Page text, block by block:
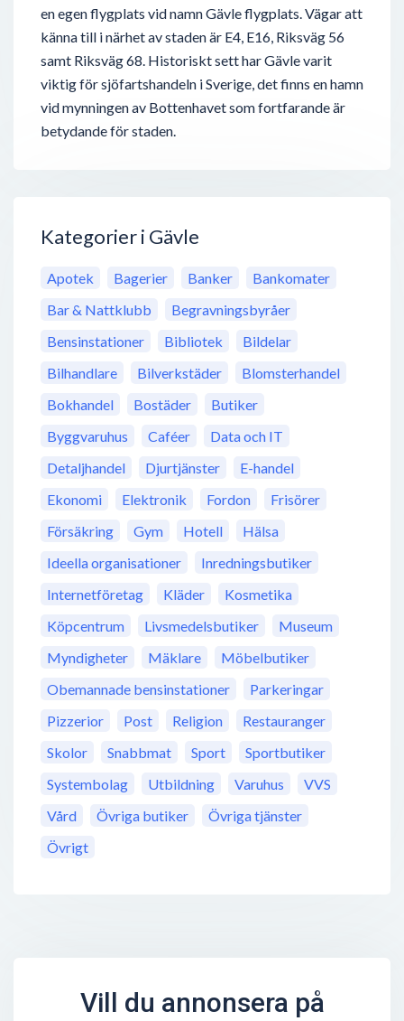
en egen flygplats vid namn Gävle flygplats. Vägar att
känna till i närhet av staden är E4, E16, Riksväg 56
samt Riksväg 68. Historiskt sett har Gävle varit
viktig för sjöfartshandeln i Sverige, det finns en hamn
vid mynningen av Bottenhavet som fortfarande är
betydande för staden.
Kategorier i Gävle
Apotek Bagerier Banker
Bankomater
Bar & Nattklubb
Begravningsbyråer
Bensinstationer
Bibliotek
Bildelar
Bilhandlare
Bilverkstäder
Blomsterhandel
Bokhandel
Bostäder
Butiker
Byggvaruhus
Caféer
Data och IT
Detaljhandel
Djurtjänster
E-handel
Ekonomi
Elektronik Fordon
Frisörer
Försäkring
Gym Hotell
Hälsa
Ideella organisationer
Inredningsbutiker
Internetföretag
Kläder
Kosmetika
Köpcentrum
Livsmedelsbutiker
Museum
Myndigheter
Mäklare
Möbelbutiker
Obemannade bensinstationer
Parkeringar
Pizzerior
Post Religion
Restauranger
Skolor
Snabbmat Sport
Sportbutiker
Systembolag
Utbildning Varuhus
VVS
Vård
Övriga butiker
Övriga tjänster
Övrigt
Vill du annonsera på